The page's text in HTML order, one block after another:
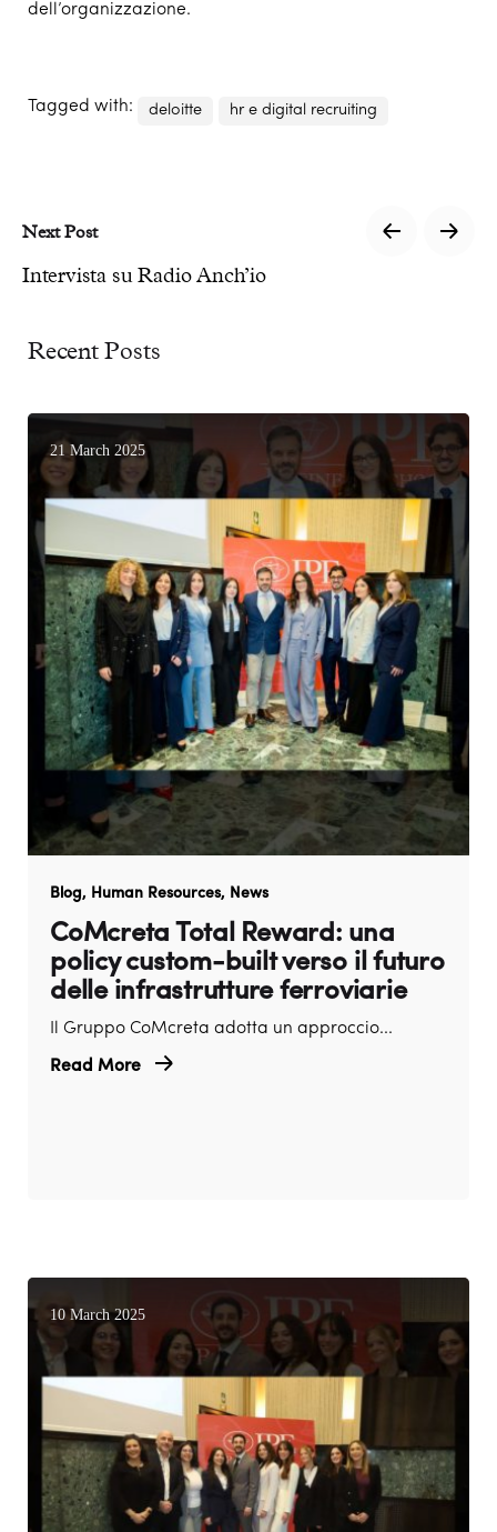
dell’organizzazione.
Tagged with: deloitte hr e digital recruiting
Next Post
Intervista su Radio Anch’io
Recent Posts
21 March 2025
Blog Human Resources News
CoMcreta Total Reward: una
policy custom-built verso il futuro
delle infrastrutture ferroviarie
Il Gruppo CoMcreta adotta un approccio...
Read More
10 March 2025